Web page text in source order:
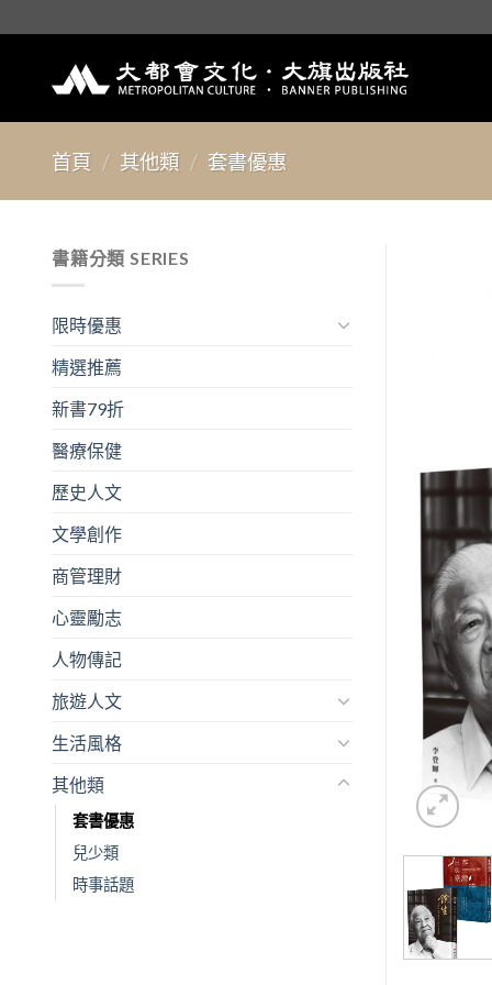
to
首頁 / 其他類 / 套書優惠
書籍分類 SERIES
限時優惠
精選推薦
新書79折
醫療保健
歷史人文
文學創作
商管理財
心靈勵志
人物傳記
旅遊人文
生活風格
其他類
套書優惠
兒少類
時事話題